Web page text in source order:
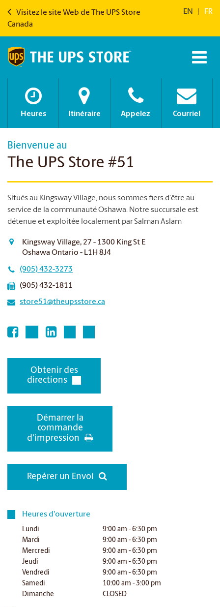
Visitez le site Web de The UPS Store
Canada
EN FR
Heures Itinéraire Appelez Courriel
Bienvenue au
The UPS Store #51
Situés au Kingsway Village, nous sommes fiers d'être au
service de la communauté Oshawa. Notre succursale est
détenue et exploitée localement par Salman Aslam
Kingsway Village, 27 - 1300 King St E
Oshawa Ontario - L1H 8J4
(905) 432-3273
(905) 432-1811
store51@theupsstore.ca
Obtenir des
directions
Démarrer la
commande
d'impression
Repérer un Envoi
Heures d'ouverture
Lundi
9:00 am - 6:30 pm
Mardi
9:00 am - 6:30 pm
Mercredi
9:00 am - 6:30 pm
Jeudi
9:00 am - 6:30 pm
Vendredi
9:00 am - 6:30 pm
Samedi
10:00 am - 3:00 pm
Dimanche
CLOSED